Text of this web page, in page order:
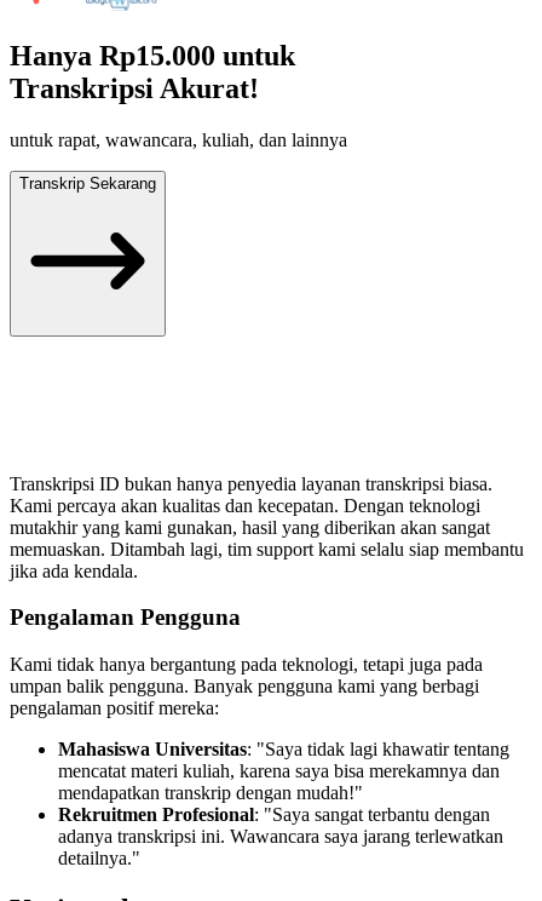
Hanya Rp15.000 untuk
Transkripsi Akurat!
untuk rapat, wawancara, kuliah, dan lainnya
Transkrip Sekarang
Transkripsi ID bukan hanya penyedia layanan transkripsi biasa.
Kami percaya akan kualitas dan kecepatan. Dengan teknologi
mutakhir yang kami gunakan, hasil yang diberikan akan sangat
memuaskan. Ditambah lagi, tim support kami selalu siap membantu
jika ada kendala.
Pengalaman Pengguna
Kami tidak hanya bergantung pada teknologi, tetapi juga pada
umpan balik pengguna. Banyak pengguna kami yang berbagi
pengalaman positif mereka:
Mahasiswa Universitas: "Saya tidak lagi khawatir tentang
mencatat materi kuliah, karena saya bisa merekamnya dan
mendapatkan transkrip dengan mudah!"
Rekruitmen Profesional: "Saya sangat terbantu dengan
adanya transkripsi ini. Wawancara saya jarang terlewatkan
detailnya."